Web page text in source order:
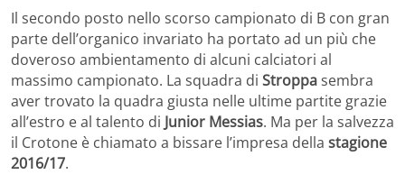
Il secondo posto nello scorso campionato di B con gran
parte dell’organico invariato ha portato ad un più che
doveroso ambientamento di alcuni calciatori al
massimo campionato. La squadra di Stroppasembra
aver trovato la quadra giusta nelle ultime partite grazie
all’estro e al talento di Junior Messias. Ma per la salvezza
il Crotone è chiamato a bissare l’impresa della stagione
2016/17.